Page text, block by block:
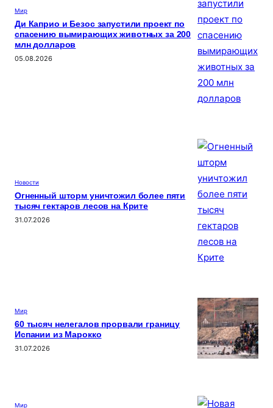
Мир
Ди Каприо и Безос запустили проект по
спасению вымирающих животных за 200
млн долларов
05.08.2026
Новости
Огненный шторм уничтожил более пяти
тысяч гектаров лесов на Крите
31.07.2026
Мир
60 тысяч нелегалов прорвали границу
Испании из Марокко
31.07.2026
Мир